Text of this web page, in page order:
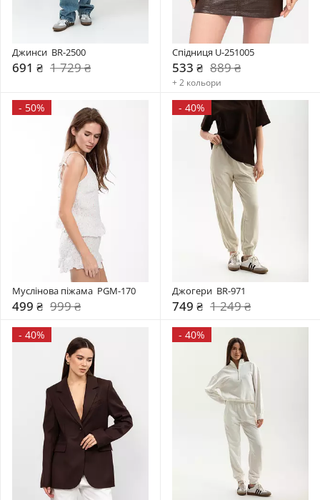
Джинси  BR-2500
691 ₴ 1 729 ₴
Спідниця U-251005
533 ₴ 889 ₴
+ 2 кольори
- 50%
Муслінова піжама  PGM-170
499 ₴ 999 ₴
- 40%
Джогери  BR-971
749 ₴ 1 249 ₴
- 40% - 40%